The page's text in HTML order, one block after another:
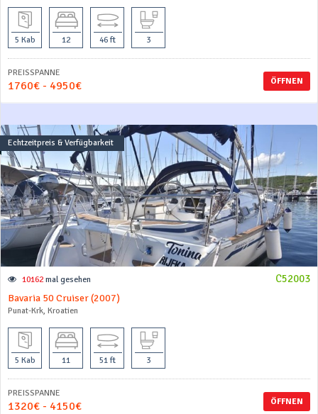
5 Kab 12 46 ft 3
ÖFFNEN
PREISSPANNE
1760€ - 4950€
Echtzeitpreis & Verfügbarkeit
C52003
10162 mal gesehen
Bavaria 50 Cruiser (2007)
Punat-Krk, Kroatien
5 Kab 11 51 ft 3
ÖFFNEN
PREISSPANNE
1320€ - 4150€